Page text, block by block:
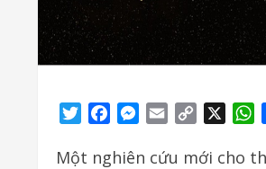
TwitterFacebookMessenger
Email
Copy
Một nghiên cứu mới cho